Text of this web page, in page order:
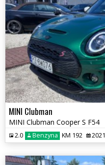
MINI Clubman
MINI Clubman Cooper S F54
2.0 Benzyna KM 192 2021